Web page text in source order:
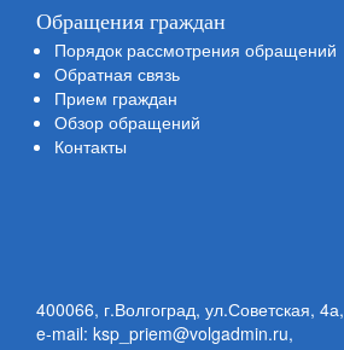
Обращения граждан
Порядок рассмотрения обращений
Обратная связь
Прием граждан
Обзор обращений
Контакты
400066, г.Волгоград, ул.Советская, 4а,
e-mail: ksp_priem@volgadmin.ru,